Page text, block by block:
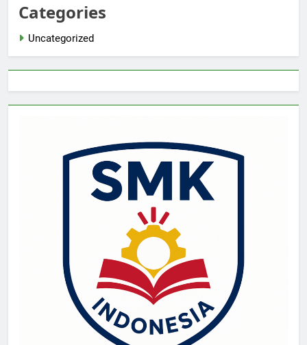
Categories
Uncategorized